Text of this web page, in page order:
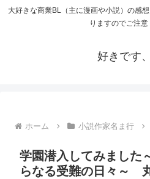
大好きな商業BL（主に漫画や小説）の感
りますのでご注意
好きです
ホーム 小説作家名ま行
学園潜入してみました
らなる受難の日々～